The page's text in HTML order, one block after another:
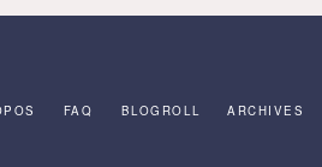
FAQ BLOGROLL ARCHIVES